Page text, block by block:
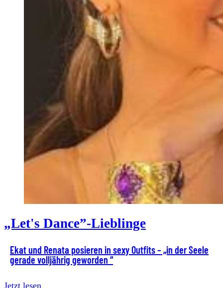
„Let's Dance”-Lieblinge
Ekat und Renata posieren in sexy Outfits – „in der Seele
gerade volljährig geworden “
Jetzt lesen